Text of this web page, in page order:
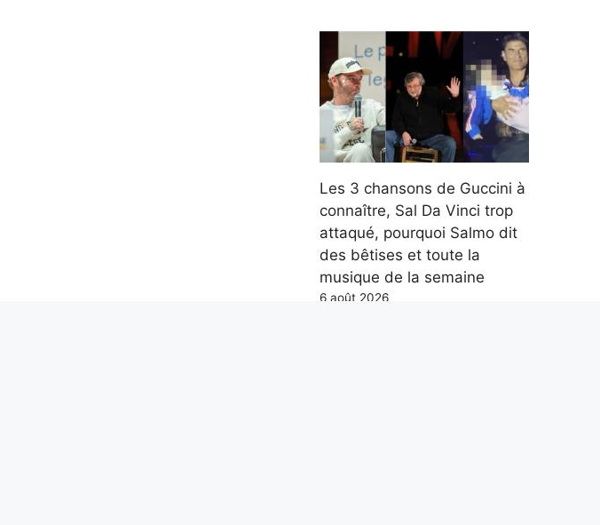
Les 3 chansons de Guccini à
connaître, Sal Da Vinci trop
attaqué, pourquoi Salmo dit
des bêtises et toute la
musique de la semaine
6 août 2026